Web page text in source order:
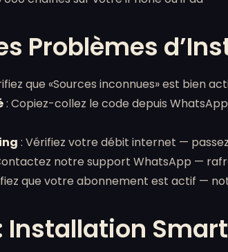
Problèmes
que «Sources inconnues» est bien
: Copiez-collez le code depuis
: Vérifiez votre débit internet —
notre support WhatsApp —
que votre abonnement est actif —
Installation